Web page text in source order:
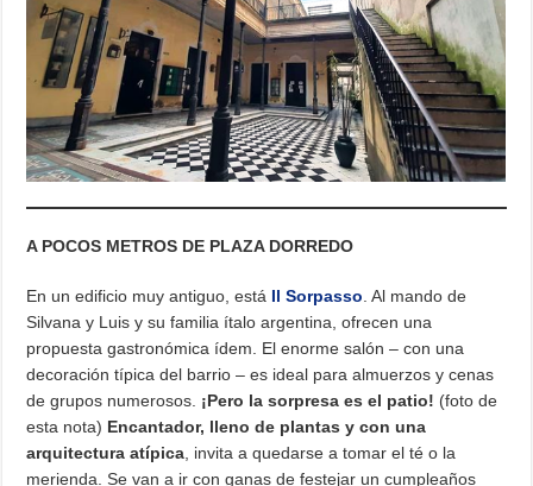
A POCOS METROS DE PLAZA DORREDO
En un edificio muy antiguo, está Il Sorpasso . Al mando de
Silvana y Luis y su familia ítalo argentina, ofrecen una
propuesta gastronómica ídem. El enorme salón – con una
decoración típica del barrio – es ideal para almuerzos y cenas
de grupos numerosos. ¡Pero la sorpresa es el patio! (foto de
esta nota) Encantador, lleno de plantas y con una
arquitectura atípica , invita a quedarse a tomar el té o la
merienda. Se van a ir con ganas de festejar un cumpleaños